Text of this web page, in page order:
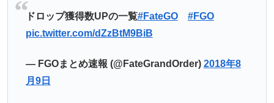
ドロップ獲得数UPの一覧#FateGO
#FGO
pic.twitter.com/dZzBtM9BiB
— FGOまとめ速報 (@FateGrandOrder) 2018年8
月9日